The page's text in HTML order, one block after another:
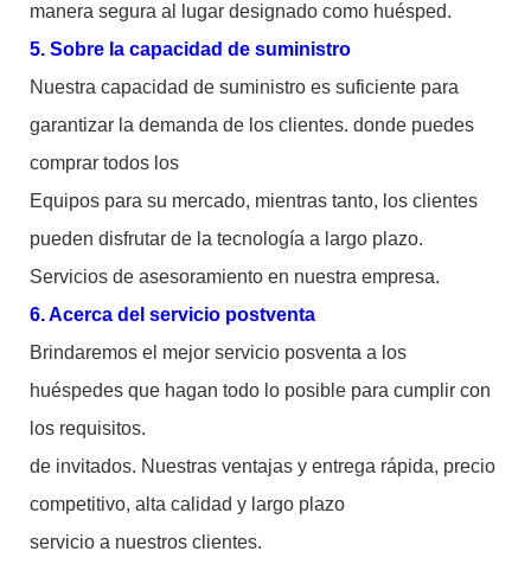
manera segura al lugar designado como huésped.
5. Sobre la capacidad de suministro
Nuestra capacidad de suministro es suficiente para
garantizar la demanda de los clientes. donde puedes
comprar todos los
Equipos para su mercado, mientras tanto, los clientes
pueden disfrutar de la tecnología a largo plazo.
Servicios de asesoramiento en nuestra empresa.
6. Acerca del servicio postventa
Brindaremos el mejor servicio posventa a los
huéspedes que hagan todo lo posible para cumplir con
los requisitos.
de invitados. Nuestras ventajas y entrega rápida, precio
competitivo, alta calidad y largo plazo
servicio a nuestros clientes.